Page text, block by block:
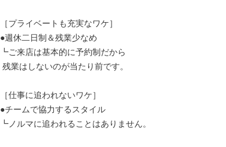
［プライベートも充実なワケ］
●週休二日制＆残業少なめ
┗ご来店は基本的に予約制だから
［仕事に追われないワケ］
●チームで協力するスタイル
┗ノルマに追われることはありません。